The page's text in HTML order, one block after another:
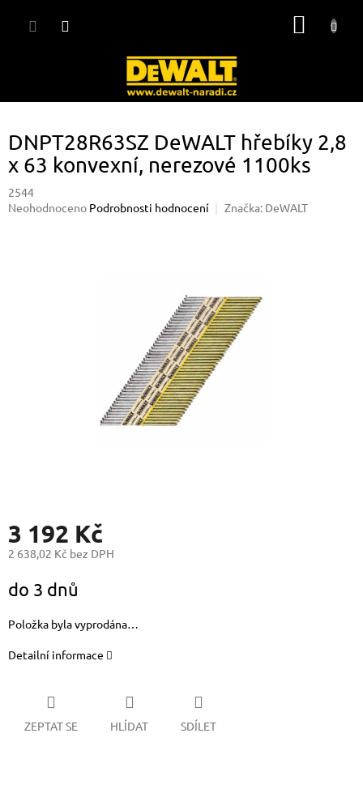
DNPT28R63SZ DeWALT hřebíky 2,8
x 63 konvexní, nerezové 1100ks
2544
Průměrné
Neohodnoceno Podrobnosti hodnocení Značka: DeWALT
3 192 Kč
2 638,02 Kč bez DPH
cena:
do 3 dnů
Položka byla vyprodána…
Detailní informace
ZEPTAT SE HLÍDAT SDÍLET